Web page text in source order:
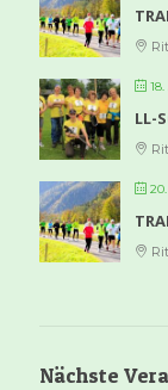
LL-
Nächste